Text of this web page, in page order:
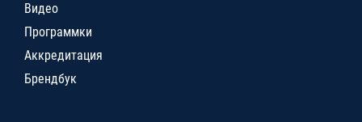
Видео
Программки
Аккредитация
Брендбук